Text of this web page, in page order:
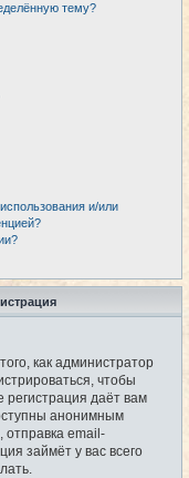
тему?
и/или
как администратор
чтобы
даёт вам
анонимным
email-
займёт у вас всего